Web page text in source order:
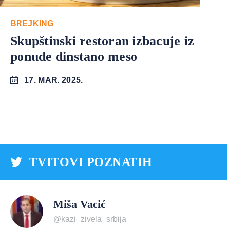
BREJKING
Skupštinski restoran izbacuje iz
ponude dinstano meso
17. MAR. 2025.
TVITOVI POZNATIH
Miša Vacić
@kazi_zivela_srbija